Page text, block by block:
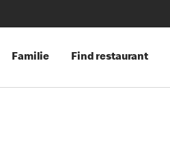
Familie Find restaurant